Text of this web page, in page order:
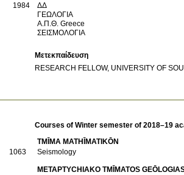
1984
ΔΔ
ΓΕΩΛΟΓΙΑ
Α.Π.Θ. Greece
ΣΕΙΣΜΟΛΟΓΙΑ
Μετεκπαίδευση
RESEARCH FELLOW, UNIVERSITY OF
Courses of Winter semester of 2018–19
TMĪMA MATHĪMATIKŌN
1063
Seismology
METAPTYCΗIAKO TMĪMATOS